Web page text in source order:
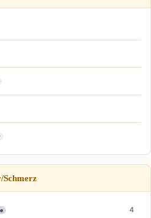
4